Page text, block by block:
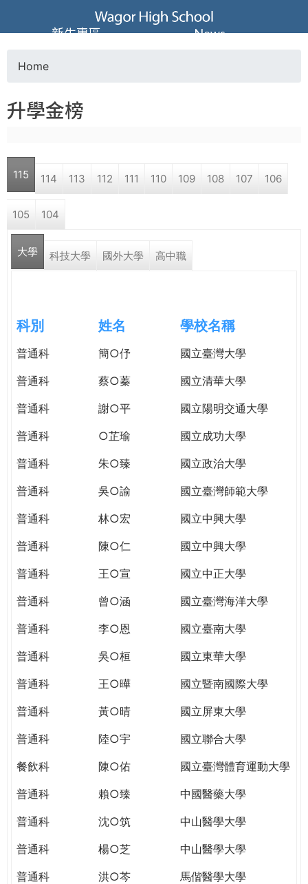
Jump to navigation
葳
格
高
中
學
格。
民。
TODAY
WORLD
TOMORROW
YOU
THE
PATH
GLOBAL
o
u
a
r
e
e
r
e
Home
升學金榜
115 114 113 112 111 110 109 108 107 106
105 104
大學 科技大學 國外大學 高中職
科別 姓名 學校名稱
普通科 簡○伃
國立臺灣大學
普通科
蔡○蓁
國立清華大學
普通科
謝○平
國立陽明交通大學
普通科
○芷瑜
國立成功大學
普通科
朱○臻
國立政治大學
普通科
吳○諭
國立臺灣師範大學
普通科
林○宏
國立中興大學
普通科
陳○仁
國立中興大學
普通科
王○宣
國立中正大學
普通科
曾○涵
國立臺灣海洋大學
普通科
李○恩
國立臺南大學
普通科
吳○桓
國立東華大學
普通科
王○曄
國立暨南國際大學
普通科
黃○晴
國立屏東大學
普通科
陸○宇
國立聯合大學
餐飲科
陳○佑
國立臺灣體育運動大學
普通科
賴○臻
中國醫藥大學
普通科
沈○筑
中山醫學大學
普通科
楊○芝
中山醫學大學
普通科
洪○芩
馬偕醫學大學
新生專區 News